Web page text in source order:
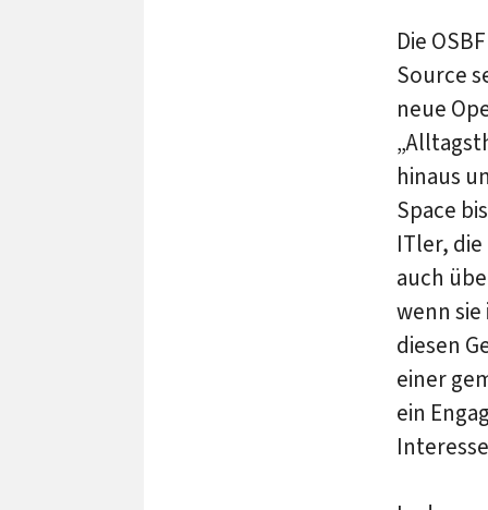
Die
Source
neue
hinaus
Space
ITler,
auch
wenn
diesen
einer
ein